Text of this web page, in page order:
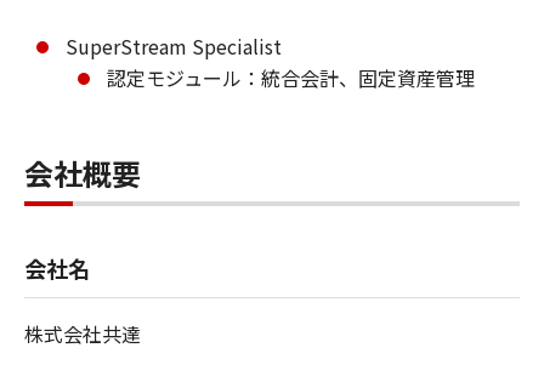
SuperStream Specialist
認定モジュール：統合会計、固定資産管理
会社概要
会社名
株式会社共達